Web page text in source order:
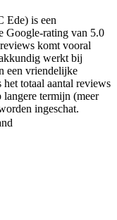
Ede) is een
Google-rating van 5.0
komt vooral
werkt bij
een vriendelijke
totaal aantal reviews
termijn (meer
ingeschat.